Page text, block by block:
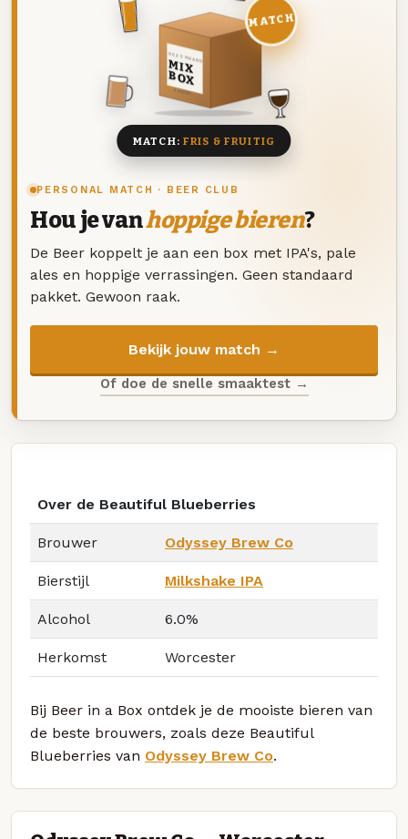
PERSONAL MATCH · BEER CLUB
Hou je vanhoppige bieren?
De Beer koppelt je aan een box met IPA's, pale
ales en hoppige verrassingen. Geen standaard
pakket. Gewoon raak.
Bekijk jouw match →
Of doe de snelle smaaktest →
DEZE MAAND
MIX
BOX
8 BIEREN
MATCH
MATCH: FRIS & FRUITIG
Over de Beautiful Blueberries
Brouwer Odyssey Brew Co
Bierstijl Milkshake IPA
Alcohol 6.0%
Herkomst Worcester
Bij Beer in a Box ontdek je de mooiste bieren van
de beste brouwers, zoals deze Beautiful
Blueberries van Odyssey Brew Co.